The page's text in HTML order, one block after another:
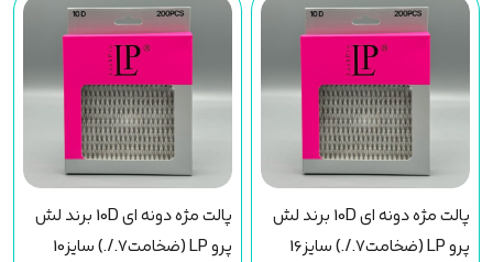
پالت مژه دونه ای 10D برند لش
پرو LP (ضخامت7./.) سایز16
پالت مژه دونه ای 10D برند لش
پرو LP (ضخامت7./.) سایز10